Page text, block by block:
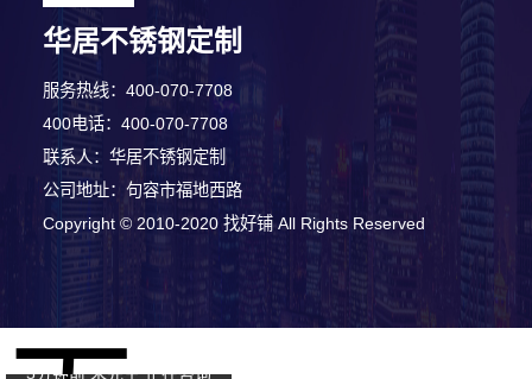
华居不锈钢定制
服务热线：400-070-7708
400电话：400-070-7708
联系人：华居不锈钢定制
公司地址：句容市福地西路
Copyright © 2010-2020 找好铺 All Rights Reserved
1分钟前 崔小姐 正在咨询